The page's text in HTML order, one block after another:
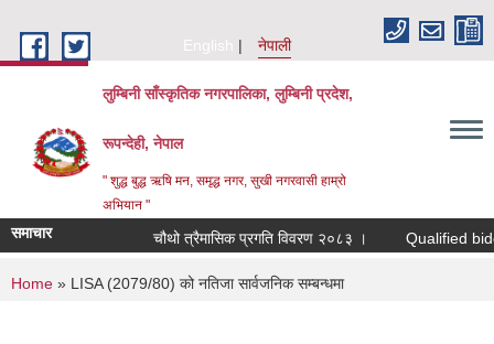
English
नेपाली
लुम्बिनी साँस्कृतिक नगरपालिका, लुम्बिनी प्रदेश,
रूपन्देही, नेपाल
" शुद्ध बुद्ध ऋषि मन, समृद्ध नगर, सुखी नगरवासी हाम्रो
अभियान "
समाचार चौथो त्रैमासिक प्रगति विवरण २०८३ । Qualified bidders
You are here
Home » LISA (2079/80) को नतिजा सार्वजनिक सम्बन्धमा